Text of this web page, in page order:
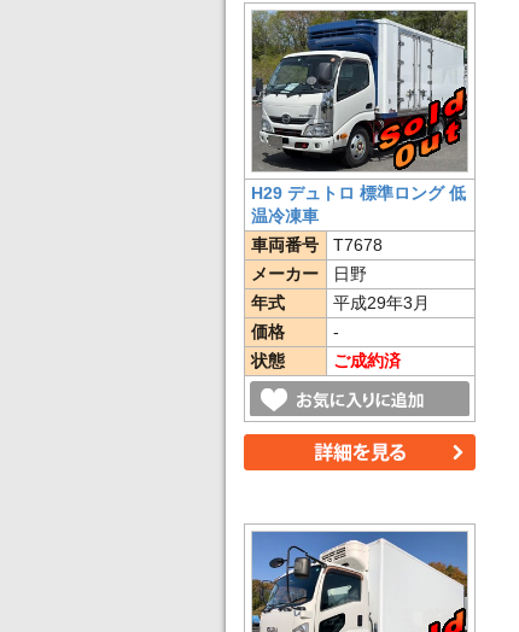
H29 デュトロ 標準ロング 低
温冷凍車
車両番号
T7678
メーカー
日野
年式
平成29年3月
価格
-
状態
ご成約済